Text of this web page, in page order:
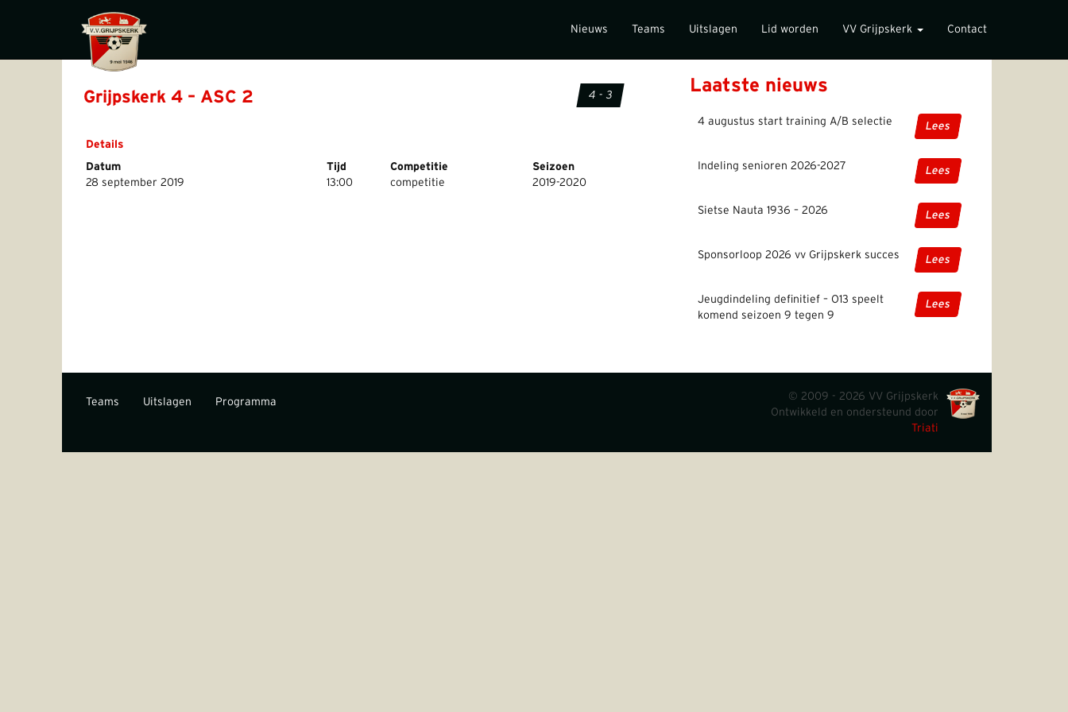
Nieuws Teams Uitslagen Lid worden VV Grijpskerk Contact
Grijpskerk 4 – ASC 2 4 - 3
Details
Datum
Tijd Competitie
Seizoen
28 september 2019
13:00 competitie 2019-2020
Laatste nieuws
4 augustus start training A/B selectie Lees
Indeling senioren 2026-2027 Lees
Sietse Nauta 1936 – 2026 Lees
Sponsorloop 2026 vv Grijpskerk succes Lees
Jeugdindeling definitief – O13 speelt
komend seizoen 9 tegen 9
Lees
Teams Uitslagen Programma
© 2009 - 2026 VV Grijpskerk
Ontwikkeld en ondersteund door
Triati